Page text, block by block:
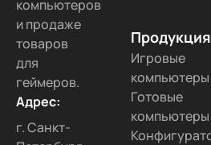
компьютеров
и продаже
товаров
для
геймеров.
Адрес:
г. Санкт-
Продукция
Игровые
компьютеры
Готовые
компьютеры